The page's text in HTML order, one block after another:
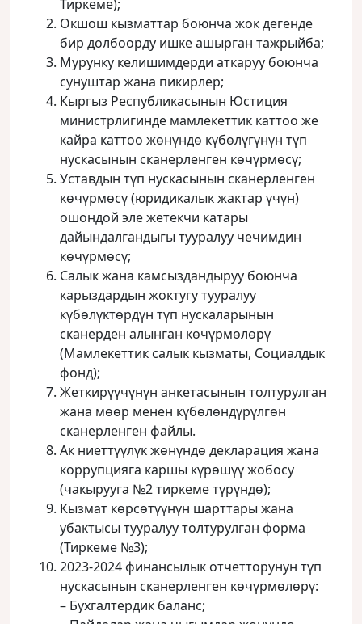
Тиркеме);
Окшош кызматтар боюнча жок дегенде
бир долбоорду ишке ашырган тажрыйба;
Мурунку келишимдерди аткаруу боюнча
сунуштар жана пикирлер;
Кыргыз Республикасынын Юстиция
министрлигинде мамлекеттик каттоо же
кайра каттоо жөнүндө күбөлүгүнүн түп
нускасынын сканерленген көчүрмөсү;
Уставдын түп нускасынын сканерленген
көчүрмөсү (юридикалык жактар үчүн)
ошондой эле жетекчи катары
дайындалгандыгы тууралуу чечимдин
көчүрмөсү;
Салык жана камсыздандыруу боюнча
карыздардын жоктугу тууралуу
күбөлүктөрдүн түп нускаларынын
сканерден алынган көчүрмөлөрү
(Мамлекеттик салык кызматы, Социалдык
фонд);
Жеткирүүчүнүн анкетасынын толтурулган
жана мөөр менен күбөлөндүрүлгөн
сканерленген файлы.
Ак ниеттүүлүк жөнүндө декларация жана
коррупцияга каршы күрөшүү жобосу
(чакырууга №2 тиркеме түрүндө);
Кызмат көрсөтүүнүн шарттары жана
убактысы тууралуу толтурулган форма
(Тиркеме №3);
2023-2024 финансылык отчетторунун түп
нускасынын сканерленген көчүрмөлөрү:
– Бухгалтердик баланс;